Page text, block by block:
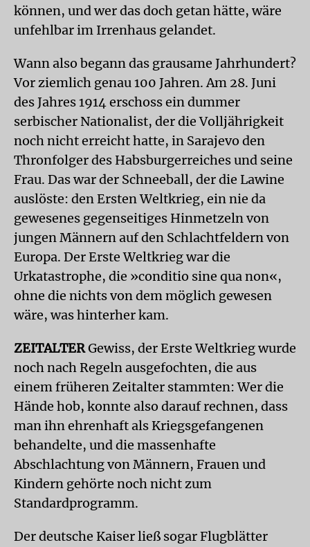
können, und wer das doch getan hätte, wäre
unfehlbar im Irrenhaus gelandet.
Wann also begann das grausame Jahrhundert?
Vor ziemlich genau 100 Jahren. Am 28. Juni
des Jahres 1914 erschoss ein dummer
serbischer Nationalist, der die Volljährigkeit
noch nicht erreicht hatte, in Sarajevo den
Thronfolger des Habsburgerreiches und seine
Frau. Das war der Schneeball, der die Lawine
auslöste: den Ersten Weltkrieg, ein nie da
gewesenes gegenseitiges Hinmetzeln von
jungen Männern auf den Schlachtfeldern von
Europa. Der Erste Weltkrieg war die
Urkatastrophe, die »conditio sine qua non«,
ohne die nichts von dem möglich gewesen
wäre, was hinterher kam.
ZEITALTERGewiss, der Erste Weltkrieg wurde
noch nach Regeln ausgefochten, die aus
einem früheren Zeitalter stammten: Wer die
Hände hob, konnte also darauf rechnen, dass
man ihn ehrenhaft als Kriegsgefangenen
behandelte, und die massenhafte
Abschlachtung von Männern, Frauen und
Kindern gehörte noch nicht zum
Standardprogramm.
Der deutsche Kaiser ließ sogar Flugblätter